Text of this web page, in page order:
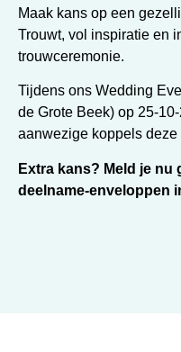
Maak kans op een
Trouwt, vol inspiratie en
trouwceremonie.
Tijdens ons Wedding
de Grote Beek) op 25-
aanwezige koppels
Extra kans? Meld je nu
deelname-enveloppen